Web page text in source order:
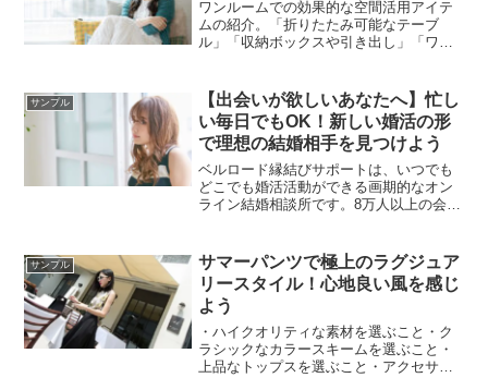
ワンルームでの効果的な空間活用アイテ
ムの紹介。「折りたたみ可能なテーブ
ル」「収納ボックスや引き出し」「ワイ
サンプル
【出会いが欲しいあなたへ】忙し
い毎日でもOK！新しい婚活の形
で理想の結婚相手を見つけよう
ベルロード縁結びサポートは、いつでも
どこでも婚活活動ができる画期的なオン
ライン結婚相談所です。8万人以上の会員
活をサポートしてくれます。
サンプル
サマーパンツで極上のラグジュア
リースタイル！心地良い風を感じ
よう
・ハイクオリティな素材を選ぶこと・ク
ラシックなカラースキームを選ぶこと・
上品なトップスを選ぶこと・アクセサリ